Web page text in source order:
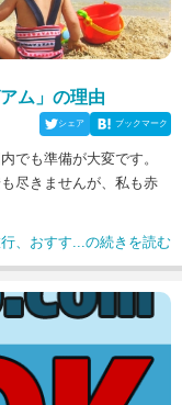
ム」の理由
シェア ブックマーク
でも準備が大変です。
尽きませんが、私も赤
、おすす...の続きを読む